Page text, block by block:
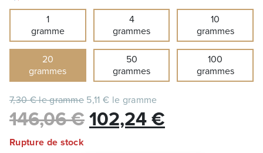
1
gramme
4
grammes
10
grammes
20
grammes
50
grammes
100
grammes
7,30 € le gramme 5,11 € le gramme
146,06€ Le
102,24 €
Rupture de stock